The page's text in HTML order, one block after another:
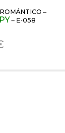
–
– E-058